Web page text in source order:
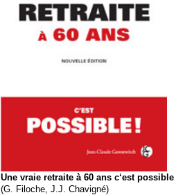
Une vraie retraite à 60 ans c‘est possible
(G. Filoche, J.J. Chavigné)